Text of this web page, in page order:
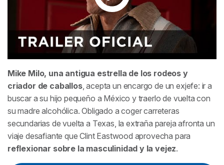
Mike Milo, una antigua estrella de los rodeos y
criador de caballos, acepta un encargo de un exjefe: ir a
buscar a su hijo pequeño a México y traerlo de vuelta con
su madre alcohólica. Obligado a coger carreteras
secundarias de vuelta a Texas, la extraña pareja afronta un
viaje desafiante que Clint Eastwood aprovecha para
reflexionar sobre la masculinidad y la vejez.